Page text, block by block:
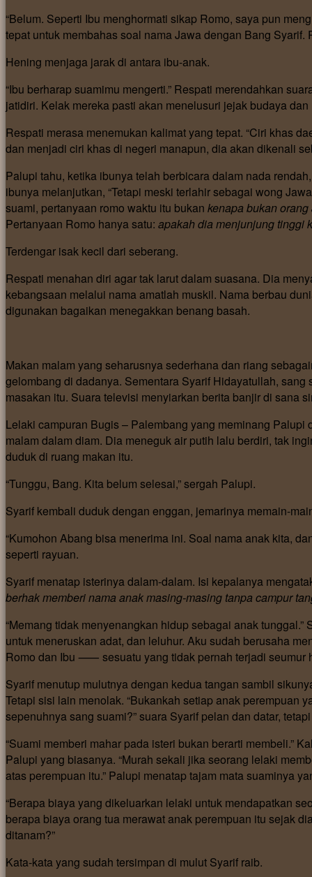
“Belum. Seperti Ibu menghormati sikap Romo, saya pun
tepat untuk membahas soal nama Jawa dengan Bang Syarif.
Hening menjaga jarak di antara ibu-anak.
“Ibu berharap suamimu mengerti.” Respati merendahkan
jatidiri. Kelak mereka pasti akan menelusuri jejak budaya
Respati merasa menemukan kalimat yang tepat. “Ciri khas
dan menjadi ciri khas di negeri manapun, dia akan dikenali
Palupi tahu, ketika ibunya telah berbicara dalam nada
ibunya melanjutkan, “Tetapi meski terlahir sebagai wong
suami, pertanyaan romo waktu itu bukan kenapa bukan
Pertanyaan Romo hanya satu: apakah dia menjunjung tinggi
Terdengar isak kecil dari seberang.
Respati menahan diri agar tak larut dalam suasana. Dia
kebangsaan melalui nama amatlah muskil. Nama berbau
digunakan bagaikan menegakkan benang basah.
Makan malam yang seharusnya sederhana dan riang
gelombang di dadanya. Sementara Syarif Hidayatullah,
masakan itu. Suara televisi menyiarkan berita banjir di sana
Lelaki campuran Bugis – Palembang yang meminang
malam dalam diam. Dia meneguk air putih lalu berdiri, tak
duduk di ruang makan itu.
“Tunggu, Bang. Kita belum selesai,” sergah Palupi.
Syarif kembali duduk dengan enggan, jemarinya memain-
“Kumohon Abang bisa menerima ini. Soal nama anak kita,
seperti rayuan.
Syarif menatap isterinya dalam-dalam. Isi kepalanya
berhak memberi nama anak masing-masing tanpa campur
“Memang tidak menyenangkan hidup sebagai anak
untuk meneruskan adat, dan leluhur. Aku sudah berusaha
Romo dan Ibu ⸺ sesuatu yang tidak pernah terjadi seumur
Syarif menutup mulutnya dengan kedua tangan sambil
Tetapi sisi lain menolak. “Bukankah setiap anak perempuan
sepenuhnya sang suami?” suara Syarif pelan dan datar,
“Suami memberi mahar pada isteri bukan berarti membeli.”
Palupi yang biasanya. “Murah sekali jika seorang lelaki
atas perempuan itu.” Palupi menatap tajam mata suaminya
“Berapa biaya yang dikeluarkan lelaki untuk mendapatkan
berapa biaya orang tua merawat anak perempuan itu sejak
ditanam?”
Kata-kata yang sudah tersimpan di mulut Syarif raib.